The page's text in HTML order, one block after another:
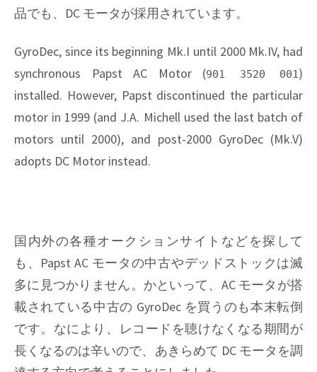
品でも、DC モータが採用されています。
GyroDec, since its beginning Mk.I until 2000 Mk.IV, had
synchronous Papst AC Motor (901 3520 001)
installed. However, Papst discontinued the particular
motor in 1999 (and J.A. Michell used the last batch of
motors until 2000), and post-2000 GyroDec (Mk.V)
adopts DC Motor instead.
国内外の各種オークションサイトなどを探して
も、Papst AC モータの中古やデッドストックは滅
多に見つかりません。かといって、AC モータが搭
載されている中古の GyroDec を買うのも本末転倒
です。なにより、レコードを聴けなくなる期間が
長くなるのは辛いので、あきらめて DC モータを調